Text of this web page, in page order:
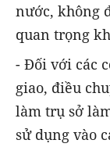
nước, không
quan trọng
- Đối với các
giao, điều
làm trụ sở
sử dụng vào